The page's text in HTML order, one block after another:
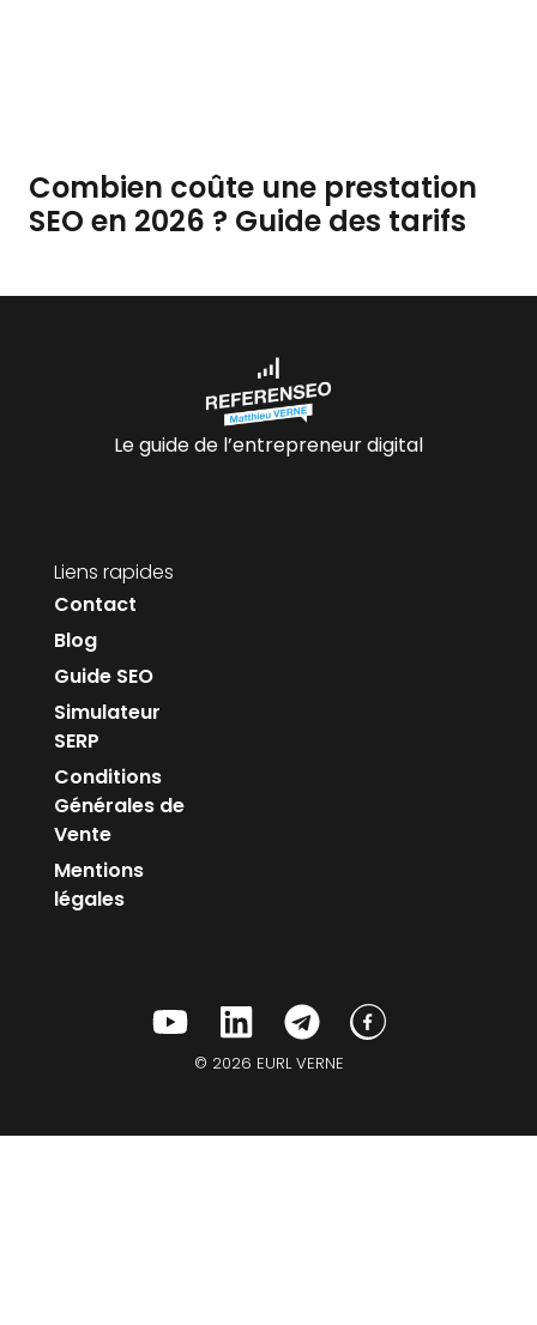
Combien coûte une prestation
SEO en 2026 ? Guide des tarifs
Le guide de l’entrepreneur digital
Liens rapides
Contact
Blog
Guide SEO
Simulateur
SERP
Conditions
Générales de
Vente
Mentions
légales
© 2026 EURL VERNE